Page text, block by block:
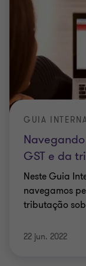
GST e da
GUIA
Neste Guia
navegamos
tributação
22 jun. 2022